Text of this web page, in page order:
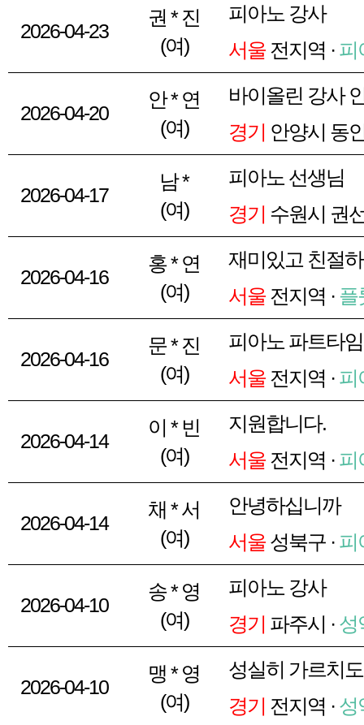
2026-04-23
권 * 진
(여)
피아노 강사
서울전지역 · 피
2026-04-20
안 * 연
(여)
바이올린 강사
경기 안양시 동
2026-04-17
남 *
(여)
피아노 선생님
경기 수원시 권
2026-04-16
홍 * 연
(여)
재미있고 친절
서울전지역 · 플
2026-04-16
문 * 진
(여)
피아노 파트타
서울전지역 · 피
2026-04-14
이 * 빈
(여)
지원합니다.
서울전지역 · 피
2026-04-14
채 * 서
(여)
안녕하십니까
서울성북구 · 피
2026-04-10
송 * 영
(여)
피아노 강사
경기 파주시 · 성
2026-04-10
맹 * 영
(여)
성실히 가르치
경기 전지역 · 성